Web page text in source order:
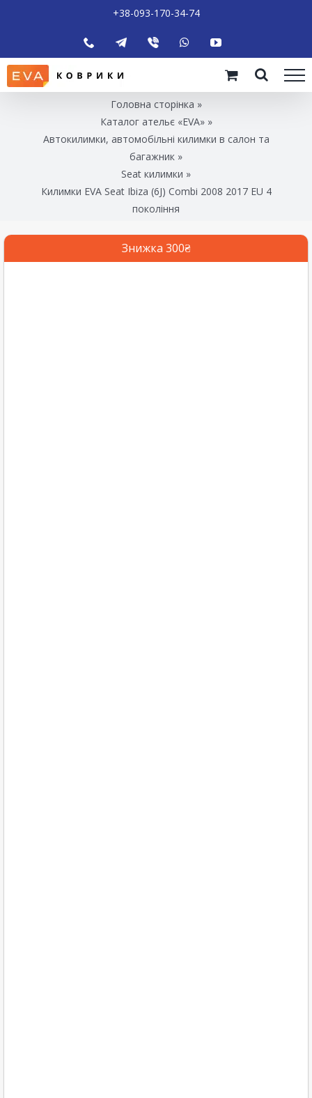
+38-093-170-34-74
Головна сторінка »
Каталог ательє «EVA»»
Автокилимки, автомобільні килимки в салон та
багажник »
Seat килимки »
Килимки EVA Seat Ibiza (6J) Combi 2008 2017 EU 4
покоління
Знижка 300₴